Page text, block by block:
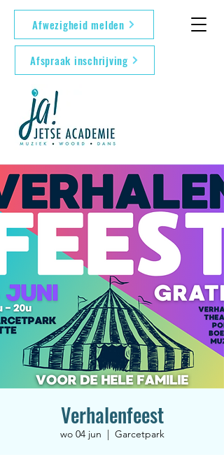
Afwezigheid melden
Afspraak inschrijving
Verhalenfeest
wo 04 jun
  |
Garcetpark